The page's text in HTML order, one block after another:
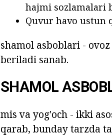
hajmi sozlamalari
Quvur havo ustun
shamol asboblari -
beriladi sanab.
SHAMOL
mis va yog'och - ikki
qarab, bunday tarzda